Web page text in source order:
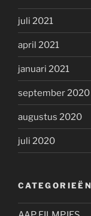
juli 2021
april 2021
januari 2021
september 2020
augustus 2020
juli 2020
CATEGORIEËN